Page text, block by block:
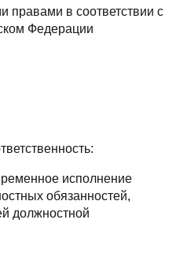
правами в соответствии с
Федерации
исполнение
обязанностей,
должностной